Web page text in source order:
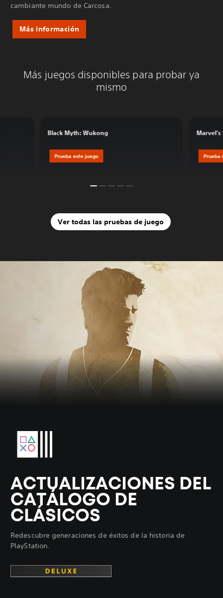
cambiante mundo de Carcosa.
Más información
Más juegos disponibles para probar ya
mismo
Black Myth: Wukong
Prueba este juego
Marvel's
Prueba
Ver todas las pruebas de juego
ACTUALIZACIONES DEL
CATÁLOGO DE
CLÁSICOS
Redescubre generaciones de éxitos de la historia de
PlayStation.